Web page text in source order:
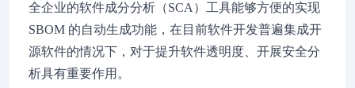
全企业的软件成分分析（SCA）工具能够方便的实现
SBOM 的自动生成功能，在目前软件开发普遍集成开
源软件的情况下，对于提升软件透明度、开展安全分
析具有重要作用。